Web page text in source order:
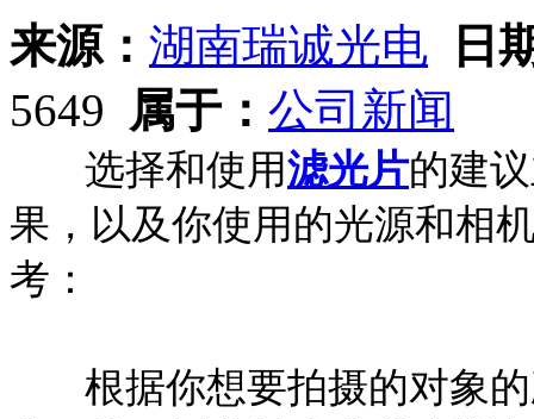
来源： 湖南瑞诚光电
日
5649 属于： 公司新闻
选择和使用滤光片的建
果，以及你使用的光源和相
考：
根据你想要拍摄的对象